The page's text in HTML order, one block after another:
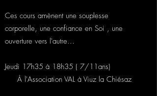
Ces cours amènent une souplesse
corporelle, une confiance en Soi , une
ouverture vers l'autre...
Jeudi 17h35 à 18h35 ( 7/11ans)
À l'Association VAL à Viuz la Chiésaz​